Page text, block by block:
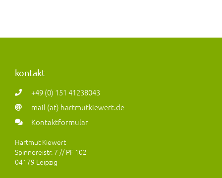
kontakt
+49 (0) 151 41238043
mail (at) hartmutkiewert.de
Kontaktformular
Hartmut Kiewert
Spinnereistr. 7 // PF 102
04179 Leipzig